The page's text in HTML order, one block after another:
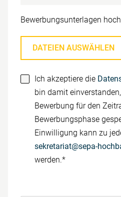
Pflichtfeld
Bewerbungsunterlagen
DATEIEN AUSWÄHLEN
Ich akzeptiere die
bin damit
Bewerbung für den
Bewerbungsphase
Einwilligung kann zu
sekretariat@sepa-
werden.*